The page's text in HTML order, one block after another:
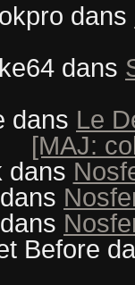
dans
dans
dans Le
[MAJ:
dans
dans
dans
Before